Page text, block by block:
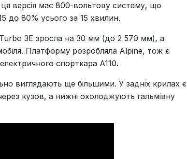
версія має 800-вольтову систему, що
до 80% усього за 15 хвилин.
3E зросла на 30 мм (до 2 570 мм), а
Платформу розробляла Alpine, тож є
спорткара A110.
виглядають ще більшими. У задніх крилах є
кузов, а нижні охолоджують гальмівну